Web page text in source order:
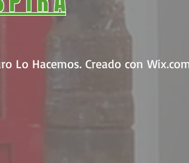
Lo Hacemos. Creado con